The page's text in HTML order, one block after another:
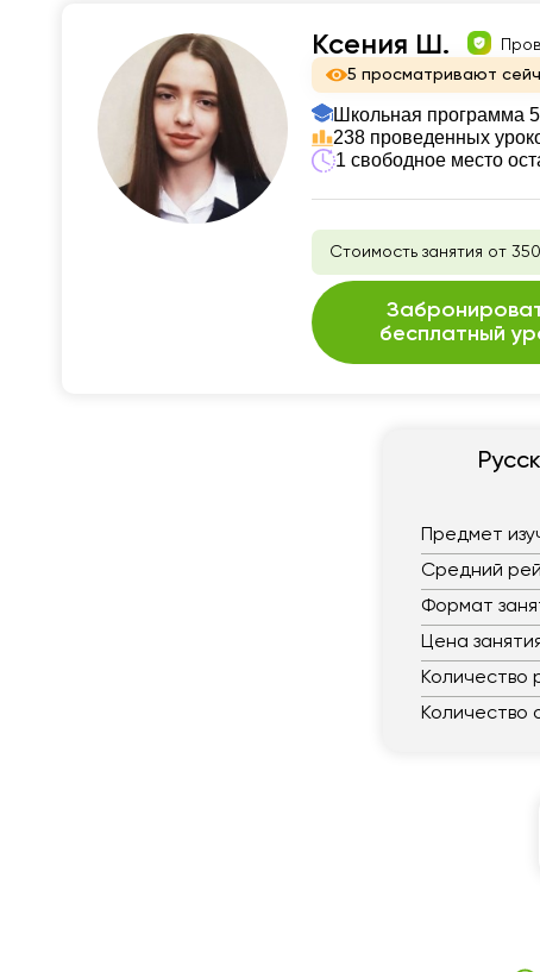
Ксения Ш.
5 просматривают
Школьная программа
238 проведенных
1 свободное место
Стоимость занятия от
бесплатный
Предмет
Средний
Формат
Цена
Количество
Количество